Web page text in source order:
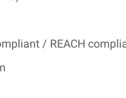
/ REACH